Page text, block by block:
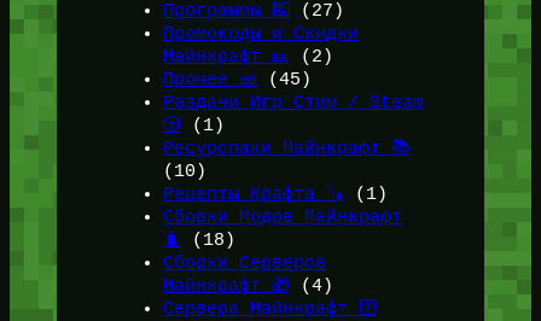
Программы ⌨️(27)
Промокоды и Скидки
Майнкрафт 🎫
(2)
Прочее 🧱 (45)
Раздачи Игр Стим / Steam
🎲 (1)
Ресурспаки Майнкрафт 📚
(10)
Рецепты Крафта 🪚 (1)
Сборки Модов Майнкрафт
🧳
(18)
Сборки Серверов
Майнкрафт 🎁 (4)
Сервера Майнкрафт 🛜